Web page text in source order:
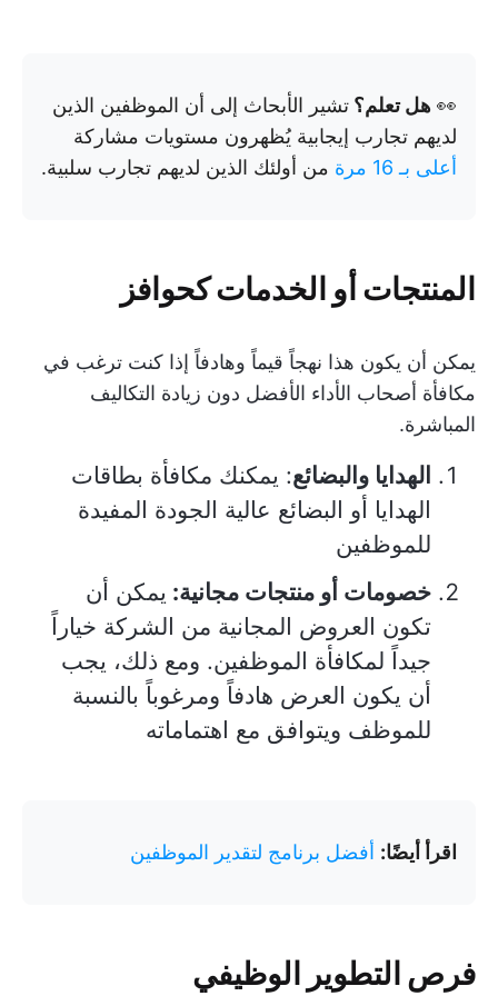
👀 هل تعلم؟ تشير الأبحاث إلى أن الموظفين الذين
لديهم تجارب إيجابية يُظهرون مستويات مشاركة
أعلى بـ 16 مرة
من أولئك الذين لديهم تجارب سلبية.
المنتجات أو الخدمات كحوافز
يمكن أن يكون هذا نهجاً قيماً وهادفاً إذا كنت ترغب في
مكافأة أصحاب الأداء الأفضل دون زيادة التكاليف
المباشرة.
الهدايا والبضائع: يمكنك مكافأة بطاقات
الهدايا أو البضائع عالية الجودة المفيدة
للموظفين
خصومات أو منتجات مجانية: يمكن أن
تكون العروض المجانية من الشركة خياراً
جيداً لمكافأة الموظفين. ومع ذلك، يجب
أن يكون العرض هادفاً ومرغوباً بالنسبة
للموظف ويتوافق مع اهتماماته
اقرأ أيضًا: أفضل برنامج لتقدير الموظفين
فرص التطوير الوظيفي